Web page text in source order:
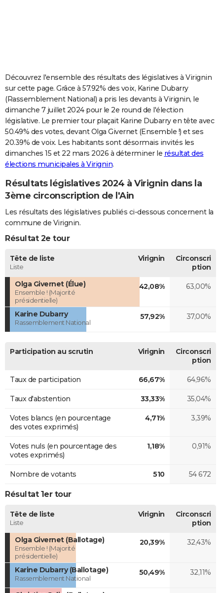
Carte de Noël
Carte Bonne année
Carte Saint-Valentin
Carte Pâques
Carte d'anniversaire
DICTIONNAIRE
Dictionnaire
Biographies
Citations
Expressions
Proverbes
PROGRAMME TV
COPAINS D'AVANT
S'inscrire
Se connecter
Lycées
Collèges
Primaires
Universités
Entreprises
Service militaire
Avis de recherche
AVIS DE DÉCÈS
Découvrez l'ensemble des résultats des législatives à Virignin
sur cette page. Grâce à 57.92% des voix, Karine Dubarry
(Rassemblement National) a pris les devants à Virignin, le
dimanche 7 juillet 2024 pour le 2e round de l'élection
législative. Le premier tour plaçait Karine Dubarry en tête avec
50.49% des votes, devant Olga Givernet (Ensemble !) et ses
20.39% de voix. Les habitants sont désormais invités les
dimanches 15 et 22 mars 2026 à déterminer le résultat des
élections municipales à Virignin.
Résultats législatives 2024 à Virignin dans la
3ème circonscription de l'Ain
Les résultats des législatives publiés ci-dessous concernent la
commune de Virignin.
Résultat 2e tour
Tête de liste
Liste
Virignin
Circonscri
ption
Olga Givernet (Élue)
Ensemble ! (Majorité
présidentielle)
42,08% 63,00%
Karine Dubarry
Rassemblement National
57,92% 37,00%
Participation au scrutin Virignin
Circonscri
ption
Taux de participation 66,67% 64,96%
Taux d'abstention 33,33% 35,04%
Votes blancs (en pourcentage
des votes exprimés)
4,71% 3,39%
Votes nuls (en pourcentage des
votes exprimés)
1,18% 0,91%
Nombre de votants 510 54 672
Résultat 1er tour
Tête de liste
Liste
Virignin
Circonscri
ption
Olga Givernet (Ballotage)
Ensemble ! (Majorité
présidentielle)
20,39% 32,43%
Karine Dubarry (Ballotage)
Rassemblement National
50,49% 32,11%